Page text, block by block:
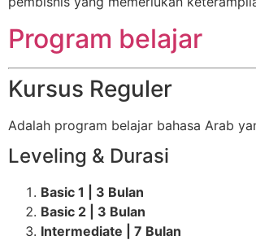
Program belajar
Kursus Reguler
Adalah program belajar bahasa Arab
Leveling & Durasi
Basic 1 | 3 Bulan
Basic 2 | 3 Bulan
Intermediate | 7 Bulan